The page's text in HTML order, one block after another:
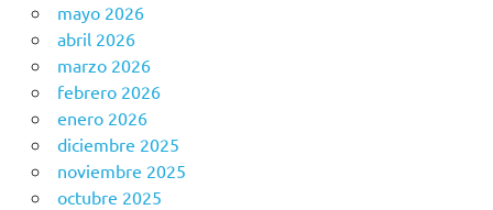
mayo 2026
abril 2026
marzo 2026
febrero 2026
enero 2026
diciembre 2025
noviembre 2025
octubre 2025